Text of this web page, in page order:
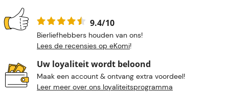
9.4/10
Bierliefhebbers houden van ons!
Lees de recensies op eKomi!
Uw loyaliteit wordt beloond
Maak een account & ontvang extra voordeel!
Leer meer over ons loyaliteitsprogramma